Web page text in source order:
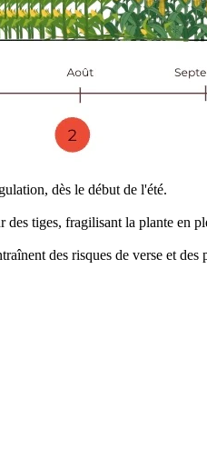
dès le début de l'été.
tiges, fragilisant la plante en
des risques de verse et des